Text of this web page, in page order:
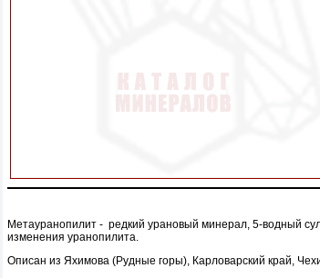
Метауранопилит - редкий урановый минерал, 5-водный
изменения уранопилита.
Описан из Яхимова (Рудные горы), Карловарский край,